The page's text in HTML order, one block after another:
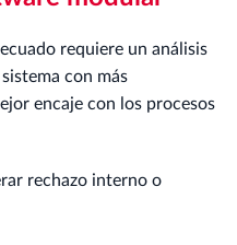
requiere un análisis
con más
encaje con los procesos
rechazo interno o